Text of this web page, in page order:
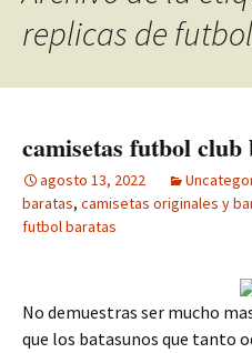
replicas de
camisetas futbol club
agosto 13, 2022
baratas, camisetas originales y
futbol baratas
No demuestras ser mucho
que los batasunos que tanto